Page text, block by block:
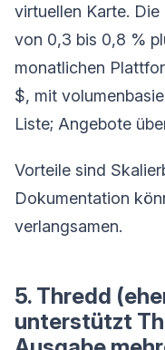
virtuellen Karte.
von 0,3 bis 0,8 %
monatlichen
$, mit
Liste; Angebote
Vorteile sind
Dokumentation
verlangsamen.
5. Thredd
unterstützt